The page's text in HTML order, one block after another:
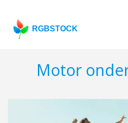
RGBSTOCK
Motor